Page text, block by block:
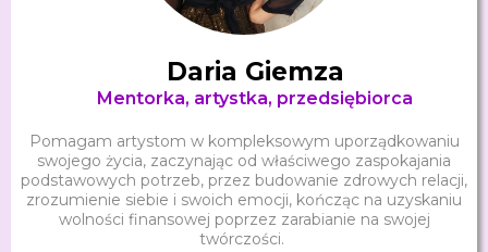
Daria Giemza
Mentorka, artystka, przedsiębiorca
Pomagam artystom w kompleksowym uporządkowaniu
swojego życia, zaczynając od właściwego zaspokajania
podstawowych potrzeb, przez budowanie zdrowych relacji,
zrozumienie siebie i swoich emocji, kończąc na uzyskaniu
wolności finansowej poprzez zarabianie na swojej
twórczości.